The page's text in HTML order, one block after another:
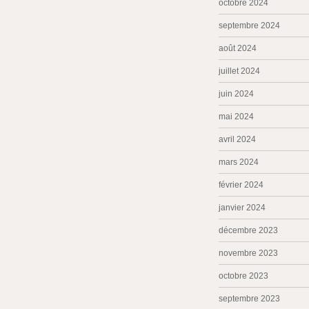
octobre 2024
septembre 2024
août 2024
juillet 2024
juin 2024
mai 2024
avril 2024
mars 2024
février 2024
janvier 2024
décembre 2023
novembre 2023
octobre 2023
septembre 2023